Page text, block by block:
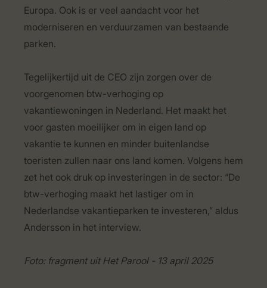
Europa. Ook is er veel aandacht voor het
moderniseren en verduurzamen van bestaande
parken.
Tegelijkertijd uit de CEO zijn zorgen over de
voorgenomen btw-verhoging op
vakantiewoningen in Nederland. Het maakt het
voor gasten moeilijker om in eigen land op
vakantie te kunnen en minder buitenlandse
toeristen zullen naar ons land komen. Volgens hem
zet het ook druk op investeringen in de sector: “De
btw-verhoging maakt het lastiger om in
Nederlandse vakantieparken te investeren,” aldus
Andersson in het interview.
Foto: fragment uit Het Parool - 13 april 2025